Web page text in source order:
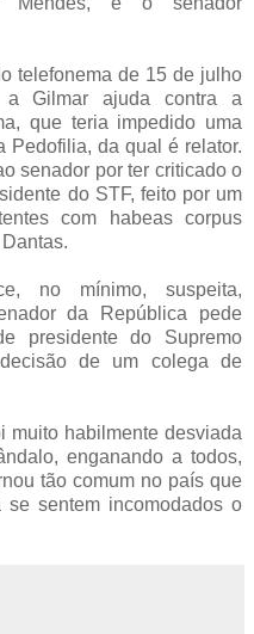
telefonema de 15 de julho
a Gilmar ajuda contra a
que teria impedido uma
Pedofilia, da qual é relator.
senador por ter criticado o
do STF, feito por um
com habeas corpus
no mínimo, suspeita,
da República pede
presidente do Supremo
de um colega de
muito habilmente desviada
enganando a todos,
tão comum no país que
sentem incomodados o